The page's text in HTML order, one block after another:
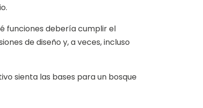
funciones debería cumplir el
de diseño y, a veces, incluso
sienta las bases para un bosque